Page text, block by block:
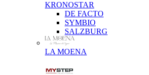
KRONOSTAR
DE FACTO
SYMBIO
SALZBURG
LA MOENA